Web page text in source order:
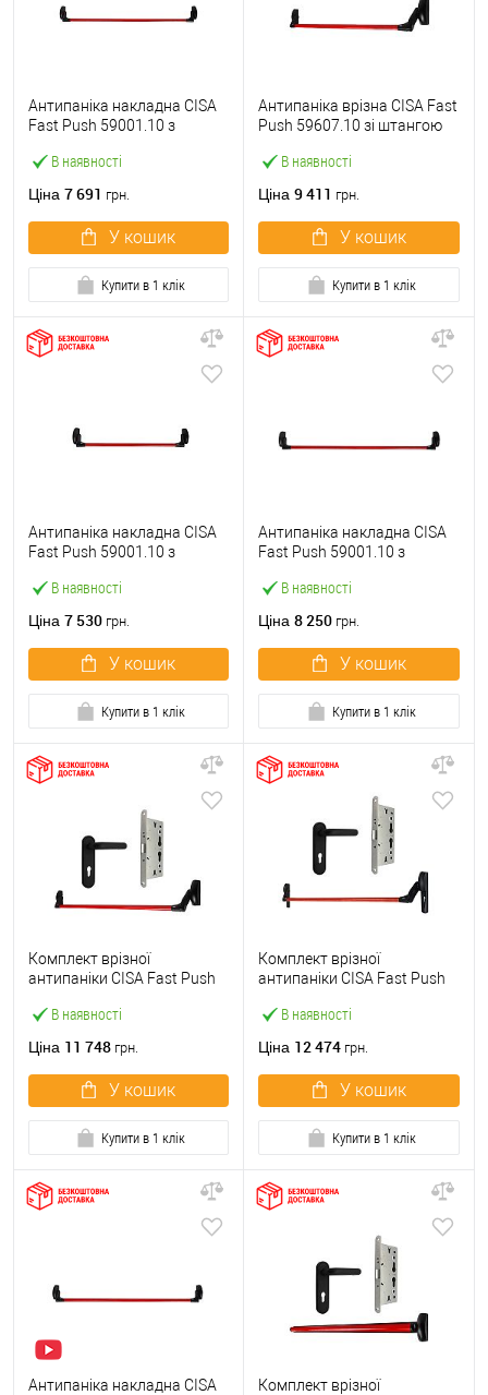
В наявності
Антипаніка накладна CISA
Fast Push 59001.10 з
мм червона
Ціна 7 691 грн.
У кошик
Купити в 1 клік
В наявності
Антипаніка врізна CISA Fast
Push 59607.10 зі штангою
Ціна 9 411 грн.
У кошик
Купити в 1 клік
В наявності
Антипаніка накладна CISA
Fast Push 59001.10 з
червона
Ціна 7 530 грн.
У кошик
Купити в 1 клік
В наявності
Антипаніка накладна CISA
Fast Push 59001.10 з
мм червона
Ціна 8 250 грн.
У кошик
Купити в 1 клік
В наявності
Комплект врізної
антипаніки CISA Fast Push
із замком та ручкою
Ціна 11 748 грн.
У кошик
Купити в 1 клік
В наявності
Комплект врізної
антипаніки CISA Fast Push
червоний із замком та
Ціна 12 474 грн.
У кошик
Купити в 1 клік
Антипаніка накладна CISA
Комплект врізної